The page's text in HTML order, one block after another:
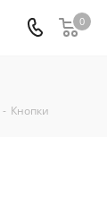
0
- Кнопки